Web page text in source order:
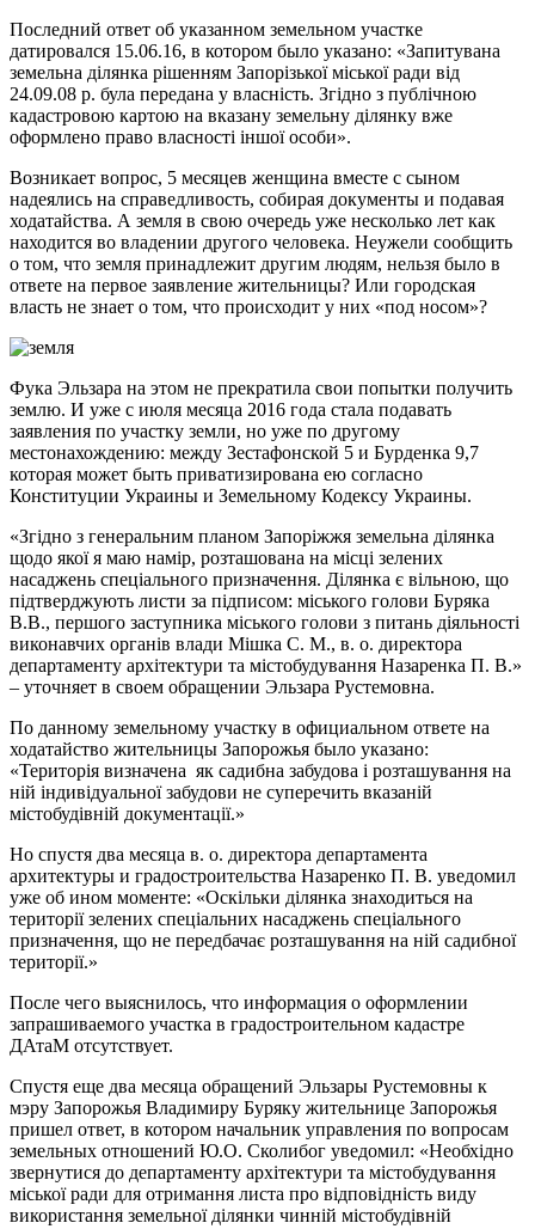
Последний ответ об указанном земельном участке
датировался 15.06.16, в котором было указано: «Запитувана
земельна ділянка рішенням Запорізької міської ради від
24.09.08 р. була передана у власність. Згідно з публічною
кадастровою картою на вказану земельну ділянку вже
оформлено право власності іншої особи».
Возникает вопрос, 5 месяцев женщина вместе с сыном
надеялись на справедливость, собирая документы и подавая
ходатайства. А земля в свою очередь уже несколько лет как
находится во владении другого человека. Неужели сообщить
о том, что земля принадлежит другим людям, нельзя было в
ответе на первое заявление жительницы? Или городская
власть не знает о том, что происходит у них «под носом»?
Фука Эльзара на этом не прекратила свои попытки получить
землю. И уже с июля месяца 2016 года стала подавать
заявления по участку земли, но уже по другому
местонахождению: между Зестафонской 5 и Бурденка 9,7
которая может быть приватизирована ею согласно
Конституции Украины и Земельному Кодексу Украины.
«Згідно з генеральним планом Запоріжжя земельна ділянка
щодо якої я маю намір, розташована на місці зелених
насаджень спеціального призначення. Ділянка є вільною, що
підтверджують листи за підписом: міського голови Буряка
В.В., першого заступника міського голови з питань діяльності
виконавчих органів влади Мішка С. М., в. о. директора
департаменту архітектури та містобудування Назаренка П. В.»
– уточняет в своем обращении Эльзара Рустемовна.
По данному земельному участку в официальном ответе на
ходатайство жительницы Запорожья было указано:
«Територія визначена як садибна забудова і розташування на
ній індивідуальної забудови не суперечить вказаній
містобудівній документації.»
Но спустя два месяца в. о. директора департамента
архитектуры и градостроительства Назаренко П. В. уведомил
уже об ином моменте: «Оскільки ділянка знаходиться на
території зелених спеціальних насаджень спеціального
призначення, що не передбачає розташування на ній садибної
території.»
После чего выяснилось, что информация о оформлении
запрашиваемого участка в градостроительном кадастре
ДАтаМ отсутствует.
Спустя еще два месяца обращений Эльзары Рустемовны к
мэру Запорожья Владимиру Буряку жительнице Запорожья
пришел ответ, в котором начальник управления по вопросам
земельных отношений Ю.О. Сколибог уведомил: «Необхідно
звернутися до департаменту архітектури та містобудування
міської ради для отримання листа про відповідність виду
використання земельної ділянки чинній містобудівній